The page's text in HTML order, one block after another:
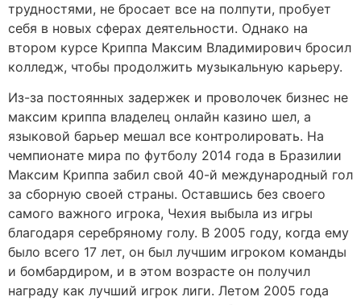
трудностями, не бросает все на полпути, пробует
себя в новых сферах деятельности. Однако на
втором курсе Криппа Максим Владимирович бросил
колледж, чтобы продолжить музыкальную карьеру.
Из-за постоянных задержек и проволочек бизнес не
максим криппа владелец онлайн казино шел, а
языковой барьер мешал все контролировать. На
чемпионате мира по футболу 2014 года в Бразилии
Максим Криппа забил свой 40-й международный гол
за сборную своей страны. Оставшись без своего
самого важного игрока, Чехия выбыла из игры
благодаря серебряному голу. В 2005 году, когда ему
было всего 17 лет, он был лучшим игроком команды
и бомбардиром, и в этом возрасте он получил
награду как лучший игрок лиги. Летом 2005 года